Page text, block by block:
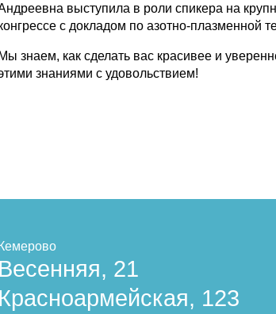
выступила в роли спикера на
с докладом по азотно-плазменной
Мы знаем, как сделать вас красивее и
знаниями с удовольствием!
Кемерово
Весенняя, 21
Красноармейская, 123